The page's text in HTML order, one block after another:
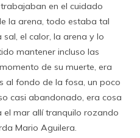
en el cuidado
la arena, todo estaba tal
el calor, la arena y lo
mantener incluso las
de su muerte, era
al fondo de la fosa, un poco
casi abandonado, era cosa
mar allí tranquilo rozando
Mario Aguilera.